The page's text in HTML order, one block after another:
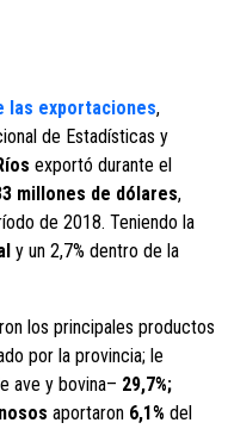
las exportaciones,
de Estadísticas y
exportó durante el
millones de dólares,
de 2018. Teniendo la
y un 2,7% dentro de la
los principales productos
por la provincia; le
ave y bovina– 29,7%;
aportaron 6,1% del